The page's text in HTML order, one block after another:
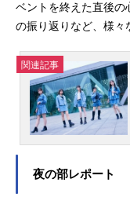
ベントを終えた直後の
の振り返りなど、様々
関連記事
夜の部レポート